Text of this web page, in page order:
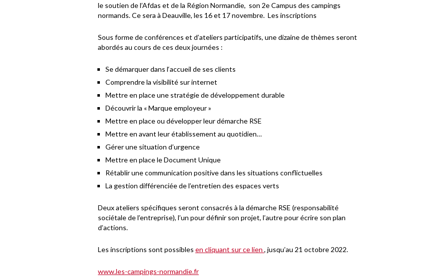
le soutien de l’Afdas et de la Région Normandie, son 2e Campus des campings
normands. Ce sera à Deauville, les 16 et 17 novembre. Les inscriptions
Sous forme de conférences et d’ateliers participatifs, une dizaine de thèmes seront
abordés au cours de ces deux journées :
Se démarquer dans l‘accueil de ses clients
Comprendre la visibilité sur internet
Mettre en place une stratégie de développement durable
Découvrir la « Marque employeur »
Mettre en place ou développer leur démarche RSE
Mettre en avant leur établissement au quotidien…
Gérer une situation d’urgence
Mettre en place le Document Unique
Rétablir une communication positive dans les situations conflictuelles
La gestion différenciée de l’entretien des espaces verts
Deux ateliers spécifiques seront consacrés à la démarche RSE (responsabilité
sociétale de l’entreprise), l’un pour définir son projet, l’autre pour écrire son plan
d’actions.
Les inscriptions sont possibles en cliquant sur ce lien , jusqu’au 21 octobre 2022.
www.les-campings-normandie.fr